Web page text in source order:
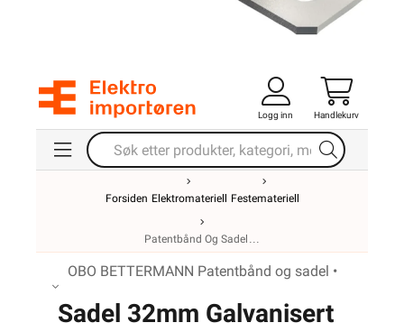
Logg inn Handlekurv
Forsiden Elektromateriell Festemateriell
Patentbånd Og Sadel
OBO BETTERMANN Patentbånd og sadel •
Sadel 32mm Galvanisert